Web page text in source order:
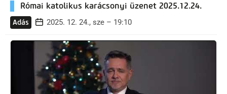
Római katolikus karácsonyi üzenet 2025.12.24.
Adás 2025. 12. 24., sze – 19:10